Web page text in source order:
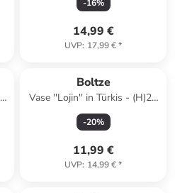
-16%
14,99 €
UVP: 17,99 €*
Boltze
Vase ''Lojin'' in Türkis - (H)26
x Ø 16 cm
-20%
11,99 €
UVP: 14,99 €*